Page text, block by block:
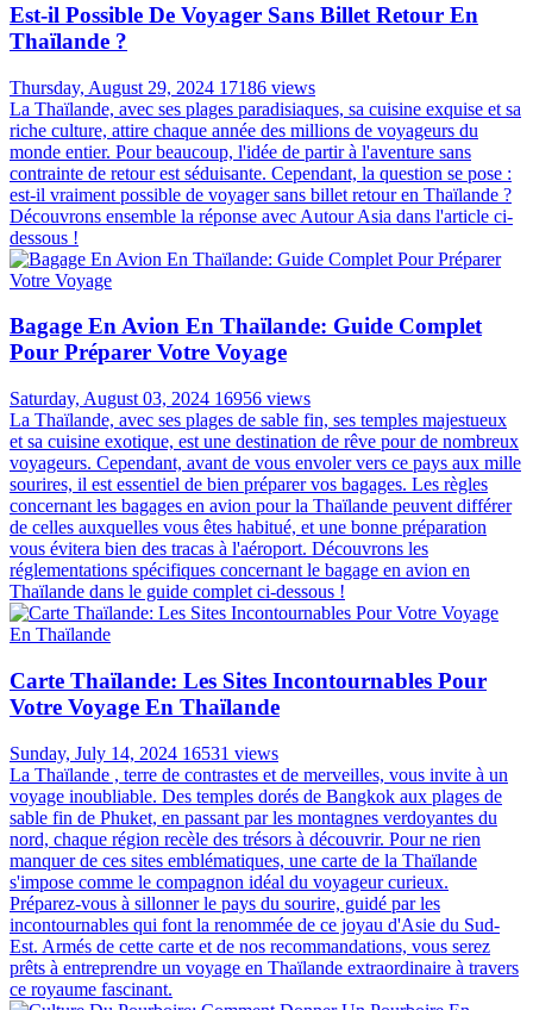
Est-il Possible De Voyager Sans Billet Retour En
Thaïlande ?
Thursday, August 29, 2024 17186 views
La Thaïlande, avec ses plages paradisiaques, sa cuisine exquise et sa
riche culture, attire chaque année des millions de voyageurs du
monde entier. Pour beaucoup, l'idée de partir à l'aventure sans
contrainte de retour est séduisante. Cependant, la question se pose :
est-il vraiment possible de voyager sans billet retour en Thaïlande ?
Découvrons ensemble la réponse avec Autour Asia dans l'article ci-
dessous !
Bagage En Avion En Thaïlande: Guide Complet
Pour Préparer Votre Voyage
Saturday, August 03, 2024 16956 views
La Thaïlande, avec ses plages de sable fin, ses temples majestueux
et sa cuisine exotique, est une destination de rêve pour de nombreux
voyageurs. Cependant, avant de vous envoler vers ce pays aux mille
sourires, il est essentiel de bien préparer vos bagages. Les règles
concernant les bagages en avion pour la Thaïlande peuvent différer
de celles auxquelles vous êtes habitué, et une bonne préparation
vous évitera bien des tracas à l'aéroport. Découvrons les
réglementations spécifiques concernant le bagage en avion en
Thaïlande dans le guide complet ci-dessous !
Carte Thaïlande: Les Sites Incontournables Pour
Votre Voyage En Thaïlande
Sunday, July 14, 2024 16531 views
La Thaïlande , terre de contrastes et de merveilles, vous invite à un
voyage inoubliable. Des temples dorés de Bangkok aux plages de
sable fin de Phuket, en passant par les montagnes verdoyantes du
nord, chaque région recèle des trésors à découvrir. Pour ne rien
manquer de ces sites emblématiques, une carte de la Thaïlande
s'impose comme le compagnon idéal du voyageur curieux.
Préparez-vous à sillonner le pays du sourire, guidé par les
incontournables qui font la renommée de ce joyau d'Asie du Sud-
Est. Armés de cette carte et de nos recommandations, vous serez
prêts à entreprendre un voyage en Thaïlande extraordinaire à travers
ce royaume fascinant.